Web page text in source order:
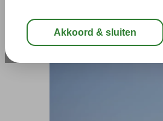
Pickalbatros
All Inclusive -